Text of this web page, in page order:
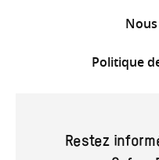
Politique
Restez